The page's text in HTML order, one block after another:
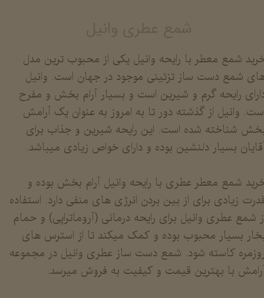
شمع معطر با رایحه وانیل یکی از محبوب ترین مدل
شمع دست ساز تزئینی موجود در جهان است. وانیل
رایحه گرم و شیرین است و بسیار آرام بخش و مفرح
وانیل از گذشته دور تا به امروز به عنوان یک آرامش
شناخته شده است. این رایحه شیرین و جذاب برای
بسیار دلنشین بوده و دارای خواص زیادی میباشد.
شمع معطر عطری با رایحه وانیل آرام بخش بوده و
زیادی برای از بین بردن انرژی های منفی دارد. استفاده
شمع عطری وانیل برای رایحه درمانی (آروماتراپی) و حمام
بسیار محبوب بوده و کمک میکند تا از استرس های
کاسته شود. شمع دست ساز عطری وانیل در مجموعه
با بهترین قیمت و کیفیت به فروش میرسد.